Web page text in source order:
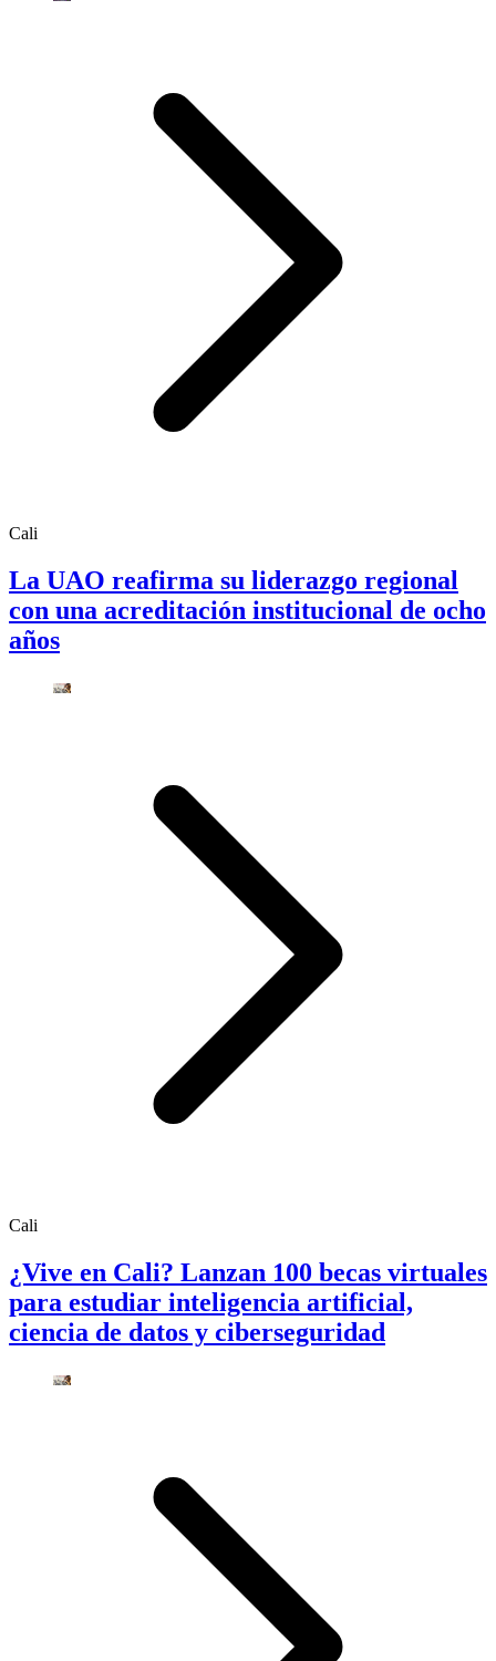
Cali
La UAO reafirma su liderazgo regional
con una acreditación institucional de ocho
años
Cali
¿Vive en Cali? Lanzan 100 becas virtuales
para estudiar inteligencia artificial,
ciencia de datos y ciberseguridad